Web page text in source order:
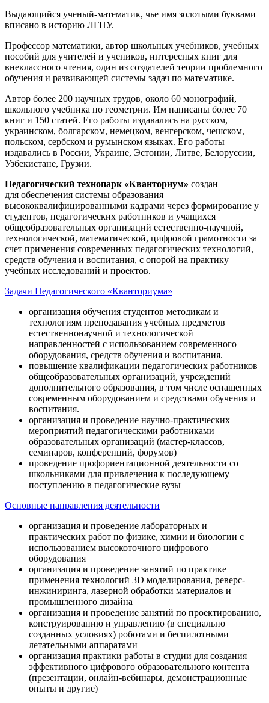
Выдающийся ученый-математик, чье имя золотыми буквами
вписано в историю ЛГПУ.
Профессор математики, автор школьных учебников, учебных
пособий для учителей и учеников, интересных книг для
внеклассного чтения, один из создателей теории проблемного
обучения и развивающей системы задач по математике.
Автор более 200 научных трудов, около 60 монографий,
школьного учебника по геометрии. Им написаны более 70
книг и 150 статей. Его работы издавались на русском,
украинском, болгарском, немецком, венгерском, чешском,
польском, сербском и румынском языках. Его работы
издавались в России, Украине, Эстонии, Литве, Белоруссии,
Узбекистане, Грузии.
Педагогический технопарк «Кванториум» создан
для обеспечения системы образования
высококвалифицированными кадрами через формирование у
студентов, педагогических работников и учащихся
общеобразовательных организаций естественно-научной,
технологической, математической, цифровой грамотности за
счет применения современных педагогических технологий,
средств обучения и воспитания, с опорой на практику
учебных исследований и проектов.
Задачи Педагогического «Кванториума»
организация обучения студентов методикам и
технологиям преподавания учебных предметов
естественнонаучной и технологической
направленностей с использованием современного
оборудования, средств обучения и воспитания.
повышение квалификации педагогических работников
общеобразовательных организаций, учреждений
дополнительного образования, в том числе оснащенных
современным оборудованием и средствами обучения и
воспитания.
организация и проведение научно-практических
мероприятий педагогическими работниками
образовательных организаций (мастер-классов,
семинаров, конференций, форумов)
проведение профориентационной деятельности со
школьниками для привлечения к последующему
поступлению в педагогические вузы
Основные направления деятельности
организация и проведение лабораторных и
практических работ по физике, химии и биологии с
использованием высокоточного цифрового
оборудования
организация и проведение занятий по практике
применения технологий 3D моделирования, реверс-
инжиниринга, лазерной обработки материалов и
промышленного дизайна
организация и проведение занятий по проектированию,
конструированию и управлению (в специально
созданных условиях) роботами и беспилотными
летательными аппаратами
организация практики работы в студии для создания
эффективного цифрового образовательного контента
(презентации, онлайн-вебинары, демонстрационные
опыты и другие)